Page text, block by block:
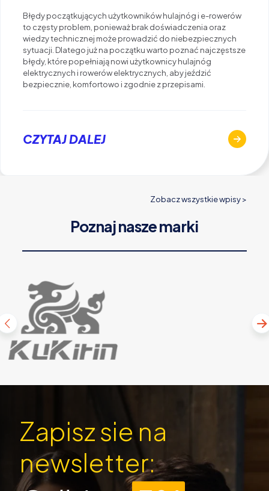
Błędy początkujących użytkowników hulajnóg i e-rowerów
to częsty problem, ponieważ brak doświadczenia oraz
wiedzy technicznej może prowadzić do niebezpiecznych
sytuacji. Dlatego już na początku warto poznać najczęstsze
błędy, które popełniają nowi użytkownicy hulajnóg
elektrycznych i rowerów elektrycznych, aby jeździć
bezpiecznie, komfortowo i zgodnie z przepisami.
CZYTAJ DALEJ
Zobacz wszystkie wpisy >
Poznaj nasze marki
Zapisz sie na
newsletter: